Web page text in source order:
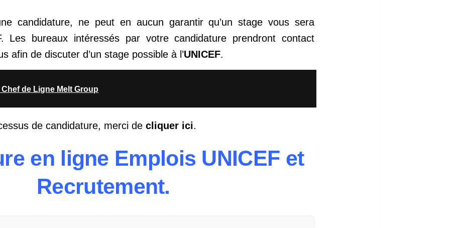
candidature, ne peut en aucun garantir qu’un stage vous sera
Les bureaux intéressés par votre candidature prendront contact
afin de discuter d’un stage possible à l’UNICEF.
de Ligne Melt Group
de candidature, merci de cliquer ici.
en ligne Emplois UNICEF et
Recrutement.